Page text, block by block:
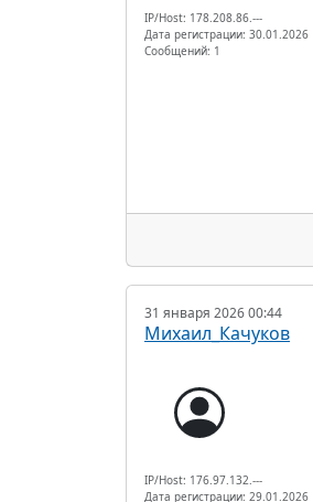
IP/Host: 178.208.86.---
Дата регистрации: 30.01.2026
Сообщений: 1
31 января 2026 00:44
Михаил_Качуков
IP/Host: 176.97.132.---
Дата регистрации: 29.01.2026